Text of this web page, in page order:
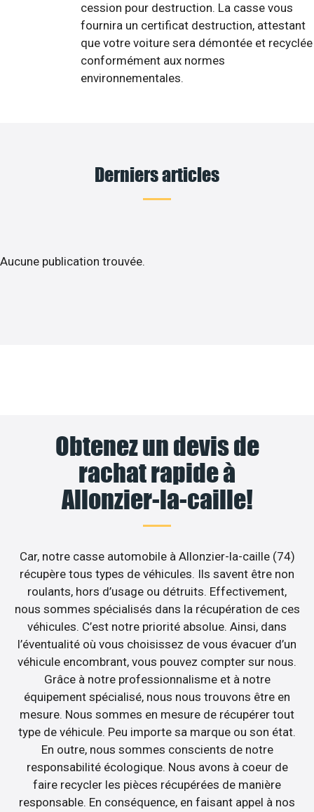
cession pour destruction. La casse vous
fournira un certificat destruction, attestant
que votre voiture sera démontée et recyclée
conformément aux normes
environnementales.
Derniers articles
Aucune publication trouvée.
Obtenez un devis de
rachat rapide à
Allonzier-la-caille!
Car, notre casse automobile à Allonzier-la-caille (74)
récupère tous types de véhicules. Ils savent être non
roulants, hors d’usage ou détruits. Effectivement,
nous sommes spécialisés dans la récupération de ces
véhicules. C’est notre priorité absolue. Ainsi, dans
l’éventualité où vous choisissez de vous évacuer d’un
véhicule encombrant, vous pouvez compter sur nous.
Grâce à notre professionnalisme et à notre
équipement spécialisé, nous nous trouvons être en
mesure. Nous sommes en mesure de récupérer tout
type de véhicule. Peu importe sa marque ou son état.
En outre, nous sommes conscients de notre
responsabilité écologique. Nous avons à coeur de
faire recycler les pièces récupérées de manière
responsable. En conséquence, en faisant appel à nos